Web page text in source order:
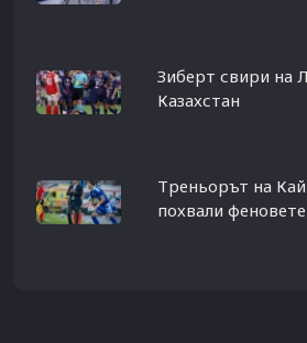
Зиберт свири на
Казахстан
Треньорът на
похвали